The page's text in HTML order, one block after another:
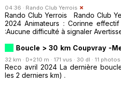
04:36 · Rando Club Yerrois
Rando Club Yerrois Rando Club
2024 Animateurs : Corinne
:Aucune difficulté à signaler
Boucle > 30 km Coupvray -
32 km · D+210 m · 171 vus · 30 dl · 11
Reco avril 2024 La dernière
les 2 derniers km) .